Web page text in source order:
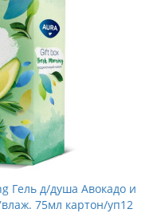
Гель д/душа Авокадо и
75мл картон/уп12